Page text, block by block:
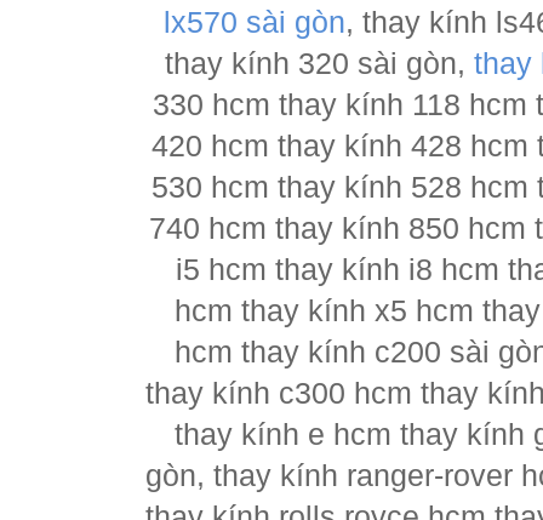
lx570 sài gòn, thay kính
thay kính 320 sài gòn,thay
330 hcm thay kính 118
420 hcm thay kính 428
530 hcm thay kính 528
740 hcm thay kính 850
i5 hcm thay kính i8 hcm
hcm thay kính x5 hcm
hcm thay kính c200 sài
thay kính c300 hcm thay
thay kính e hcm thay kính
gòn, thay kính ranger-rover